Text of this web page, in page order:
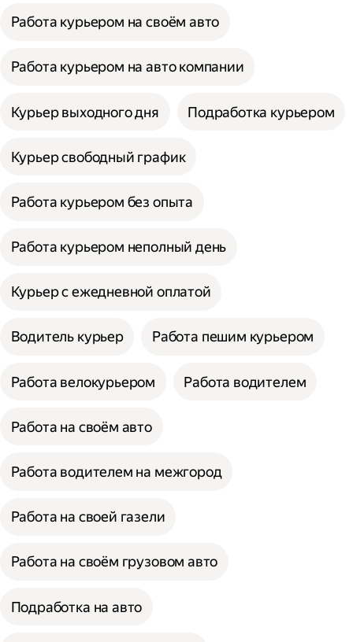
Работа курьером на своём авто
Работа курьером на авто компании
Курьер выходного дня Подработка курьером
Курьер свободный график
Работа курьером без опыта
Работа курьером неполный день
Курьер с ежедневной оплатой
Водитель курьер Работа пешим курьером
Работа велокурьером Работа водителем
Работа на своём авто
Работа водителем на межгород
Работа на своей газели
Работа на своём грузовом авто
Подработка на авто